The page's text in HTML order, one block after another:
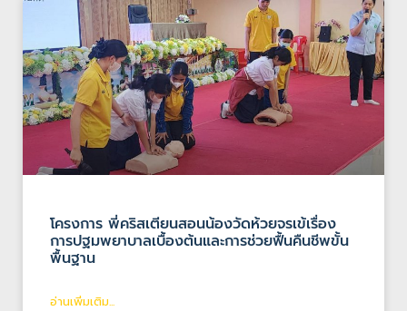
โครงการ พี่คริสเตียนสอนน้องวัดห้วยจรเข้เรื่อง
การปฐมพยาบาลเบื้องต้นและการช่วยฟื้นคืนชีพขั้น
พื้นฐาน
อ่านเพิ่มเติม...